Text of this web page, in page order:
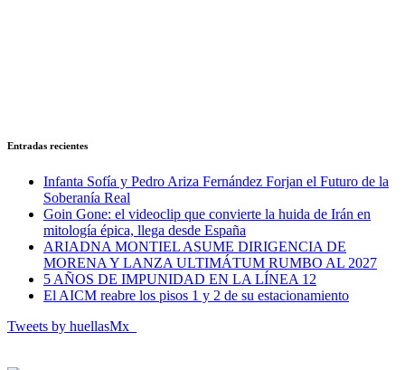
Entradas recientes
Infanta Sofía y Pedro Ariza Fernández Forjan el Futuro de la
Soberanía Real
Goin Gone: el videoclip que convierte la huida de Irán en
mitología épica, llega desde España
ARIADNA MONTIEL ASUME DIRIGENCIA DE
MORENA Y LANZA ULTIMÁTUM RUMBO AL 2027
5 AÑOS DE IMPUNIDAD EN LA LÍNEA 12
El AICM reabre los pisos 1 y 2 de su estacionamiento
Tweets by huellasMx_